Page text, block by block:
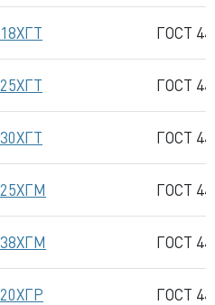
18ХГТ ГОСТ
25ХГТ ГОСТ
30ХГТ ГОСТ
25ХГМ ГОСТ
38ХГМ ГОСТ
20ХГР ГОСТ